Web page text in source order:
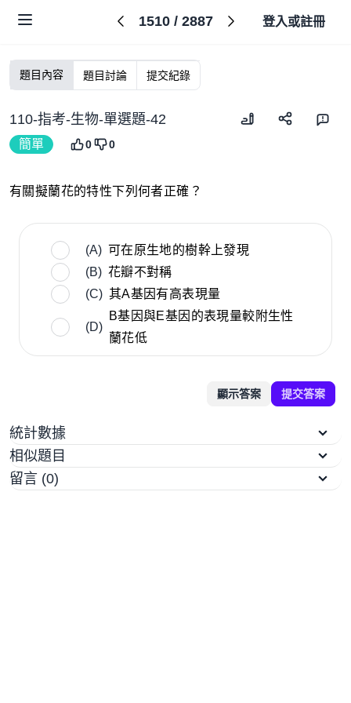
1510/ 2887 登入或註冊
題目內容 題目討論 提交紀錄
110-指考-生物-單選題-42
簡單 0 0
有關擬蘭花的特性下列何者正確？
(A) 可在原生地的樹幹上發現
(B) 花瓣不對稱
(C) 其A基因有高表現量
(D)
B基因與E基因的表現量較附生性
蘭花低
顯示答案 提交答案
統計數據
相似題目
留言 (0)